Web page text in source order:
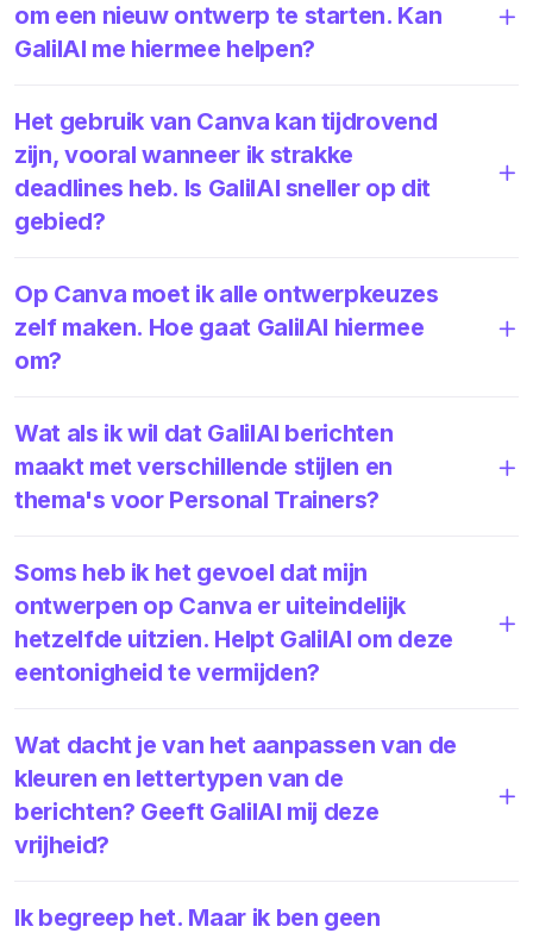
om een nieuw ontwerp te starten. Kan
GalilAI me hiermee helpen?
Het gebruik van Canva kan tijdrovend
zijn, vooral wanneer ik strakke
deadlines heb. Is GalilAI sneller op dit
gebied?
Op Canva moet ik alle ontwerpkeuzes
zelf maken. Hoe gaat GalilAI hiermee
om?
Wat als ik wil dat GalilAI berichten
maakt met verschillende stijlen en
thema's voor Personal Trainers?
Soms heb ik het gevoel dat mijn
ontwerpen op Canva er uiteindelijk
hetzelfde uitzien. Helpt GalilAI om deze
eentonigheid te vermijden?
Wat dacht je van het aanpassen van de
kleuren en lettertypen van de
berichten? Geeft GalilAI mij deze
vrijheid?
Ik begreep het. Maar ik ben geen